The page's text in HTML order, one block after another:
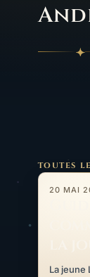
TOUTES
20 MAI
La jeune
Guide de